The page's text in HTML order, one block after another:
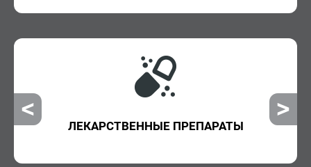
ЛЕКАРСТВЕННЫЕ ПРЕПАРАТЫ